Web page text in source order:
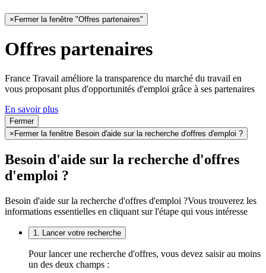
× Fermer la fenêtre "Offres partenaires"
Offres partenaires
France Travail améliore la transparence du marché du travail en
vous proposant plus d'opportunités d'emploi grâce à ses partenaires
En savoir plus
Fermer
×Fermer la fenêtre Besoin d'aide sur la recherche d'offres d'emploi ?
Besoin d'aide sur la recherche d'offres
d'emploi ?
Besoin d'aide sur la recherche d'offres d'emploi ?Vous trouverez les
informations essentielles en cliquant sur l'étape qui vous intéresse
1. Lancer votre recherche
Pour lancer une recherche d'offres, vous devez saisir au moins
un des deux champs :